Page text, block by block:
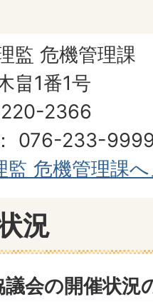
監 危機管理課
畠1番1号
2366
076-233-
監 危機管理課
況
会の開催状況